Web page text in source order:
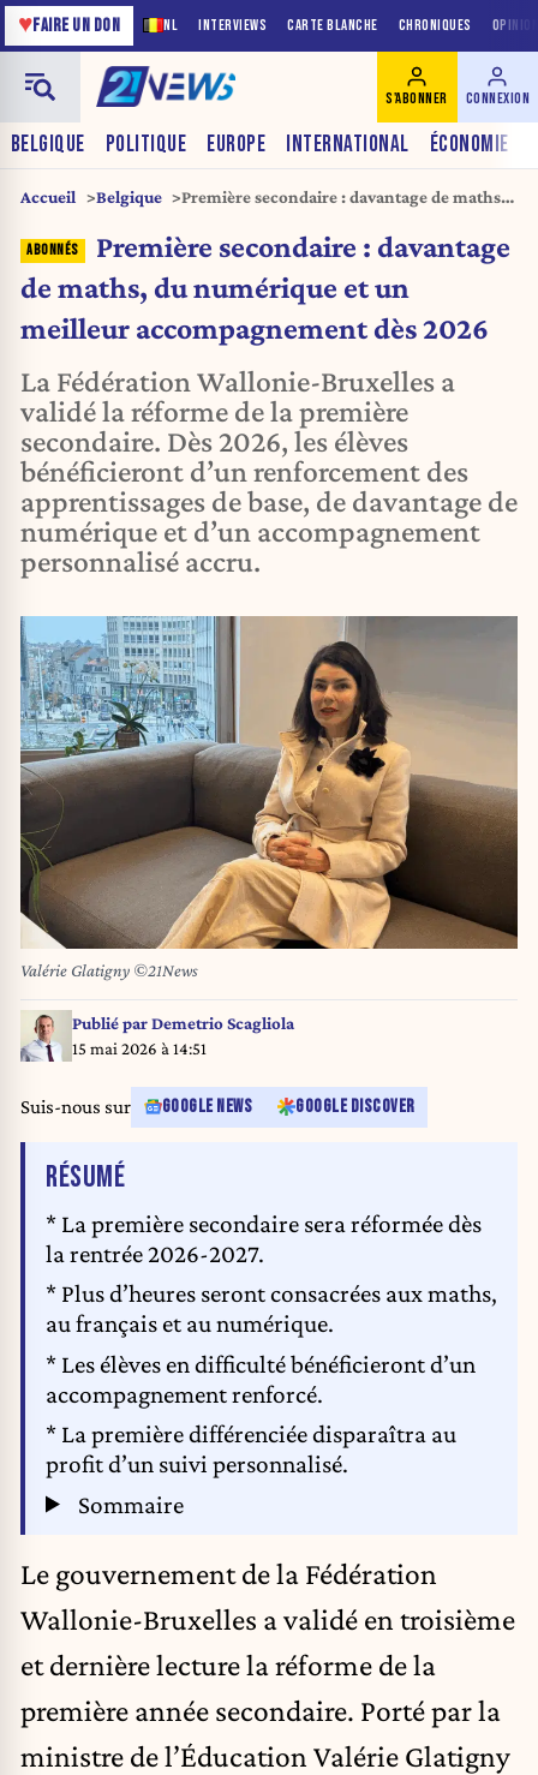
NL INTERVIEWS CARTE BLANCHE CHRONIQUES
♥FAIRE UN DON
BELGIQUE POLITIQUE EUROPE INTERNATIONAL ÉCONOMIE
S'ABONNER CONNEXION
Accueil Belgique
Première secondaire : davantage de maths,
accompagnement dès 2026
Première secondaire : davantage
de maths, du numérique et un
meilleur accompagnement dès 2026
La Fédération Wallonie-Bruxelles a
validé la réforme de la première
secondaire. Dès 2026, les élèves
bénéficieront d’un renforcement des
apprentissages de base, de davantage de
numérique et d’un accompagnement
personnalisé accru.
Valérie Glatigny ©21News
Publié parDemetrio Scagliola
15 mai 2026 à 14:51
Suis-nous sur GOOGLE NEWS GOOGLE DISCOVER
RÉSUMÉDE L'ARTICLE
* La première secondaire sera réformée dès
la rentrée 2026-2027.
* Plus d’heures seront consacrées aux maths,
au français et au numérique.
* Les élèves en difficulté bénéficieront d’un
accompagnement renforcé.
* La première différenciée disparaîtra au
profit d’un suivi personnalisé.
Sommaire
Le gouvernement de la Fédération
Wallonie-Bruxelles a validé en troisième
et dernière lecture la réforme de la
première année secondaire. Porté par la
ministre de l’Éducation Valérie Glatigny